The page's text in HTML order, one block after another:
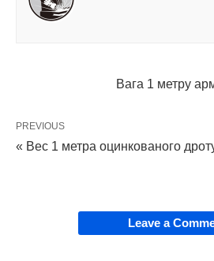
Вага 1 метру
PREVIOUS
« Вес 1 метра оцинкованого
Leave a